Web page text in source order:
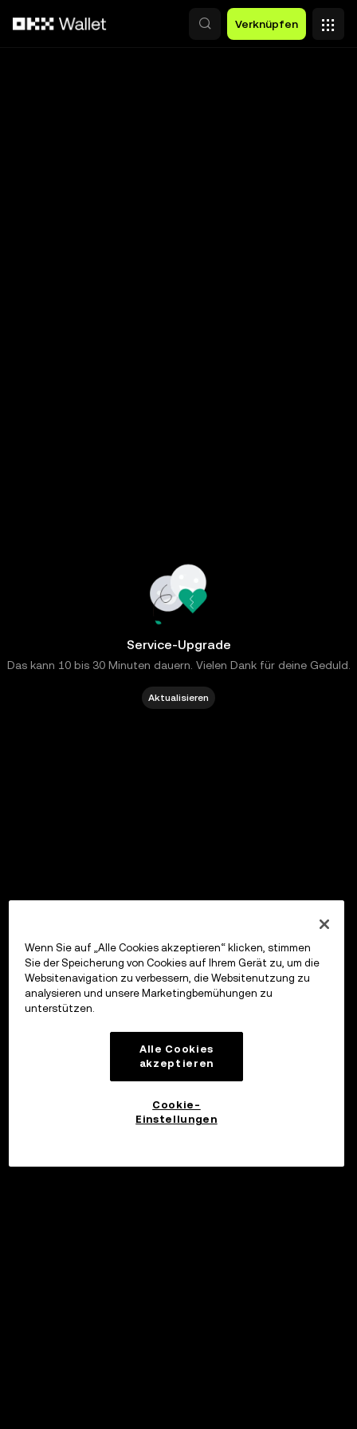
Verknüpfen
Service-Upgrade
Das kann 10 bis 30 Minuten dauern. Vielen Dank für deine Geduld.
Aktualisieren
Wenn Sie auf „Alle Cookies akzeptieren“ klicken, stimmen
Sie der Speicherung von Cookies auf Ihrem Gerät zu, um die
Websitenavigation zu verbessern, die Websitenutzung zu
analysieren und unsere Marketingbemühungen zu
unterstützen.
Alle Cookies
akzeptieren
Cookie-
Einstellungen